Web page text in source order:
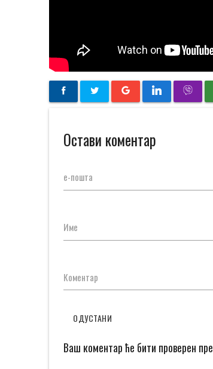
Остави коментар
е-пошта
Име
Коментар
ОДУСТАНИ
Ваш коментар ће бити проверен